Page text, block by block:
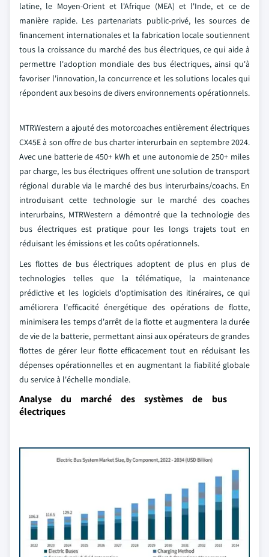
latine, le Moyen-Orient et l'Afrique (MEA) et l'Inde, et ce de
manière rapide. Les partenariats public-privé, les sources de
financement internationales et la fabrication locale soutiennent
tous la croissance du marché des bus électriques, ce qui aide à
permettre l'adoption mondiale des bus électriques, ainsi qu'à
favoriser l'innovation, la concurrence et les solutions locales qui
répondent aux besoins de divers environnements opérationnels.
MTRWestern a ajouté des motorcoaches entièrement électriques
CX45E à son offre de bus charter interurbain en septembre 2024.
Avec une batterie de 450+ kWh et une autonomie de 250+ miles
par charge, les bus électriques offrent une solution de transport
régional durable via le marché des bus interurbains/coachs. En
introduisant cette technologie sur le marché des coaches
interurbains, MTRWestern a démontré que la technologie des
bus électriques est pratique pour les longs trajets tout en
réduisant les émissions et les coûts opérationnels.
Les flottes de bus électriques adoptent de plus en plus de
technologies telles que la télématique, la maintenance
prédictive et les logiciels d'optimisation des itinéraires, ce qui
améliorera l'efficacité énergétique des opérations de flotte,
minimisera les temps d'arrêt de la flotte et augmentera la durée
de vie de la batterie, permettant ainsi aux opérateurs de grandes
flottes de gérer leur flotte efficacement tout en réduisant les
dépenses opérationnelles et en augmentant la fiabilité globale
du service à l'échelle mondiale.
Analyse du marché des systèmes de bus
électriques